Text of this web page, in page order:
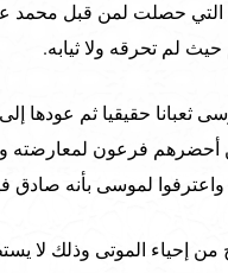
حصلت لمن قبل محمد عدم
لم تحرقه ولا ثيابه.
ثعبانا حقيقيا ثم عودها إلى
فرعون لمعارضته
واعترفوا لموسى بأنه صادق
من إحياء الموتى وذلك لا